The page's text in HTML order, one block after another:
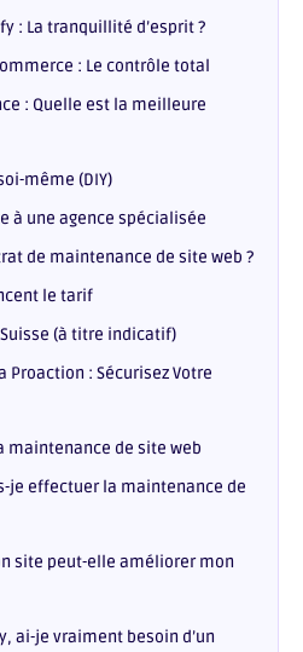
: La tranquillité d’esprit ?
: Le contrôle total
: Quelle est la meilleure
même (DIY)
à une agence spécialisée
de maintenance de site web ?
le tarif
(à titre indicatif)
Proaction : Sécurisez Votre
maintenance de site web
je effectuer la maintenance de
site peut-elle améliorer mon
ai-je vraiment besoin d’un